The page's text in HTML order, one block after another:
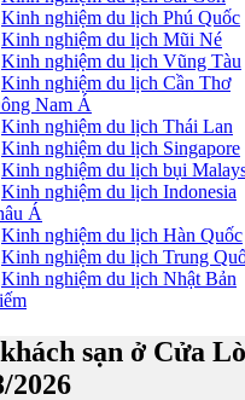
Kinh nghiệm du lịch Phú Quốc
Kinh nghiệm du lịch Mũi Né
Kinh nghiệm du lịch Vũng Tàu
Kinh nghiệm du lịch Cần Thơ
Nam Á
Kinh nghiệm du lịch Thái Lan
Kinh nghiệm du lịch Singapore
Kinh nghiệm du lịch bụi
Kinh nghiệm du lịch Indonesia
Á
Kinh nghiệm du lịch Hàn Quốc
Kinh nghiệm du lịch Trung
Kinh nghiệm du lịch Nhật Bản
sạn ở Cửa
2026